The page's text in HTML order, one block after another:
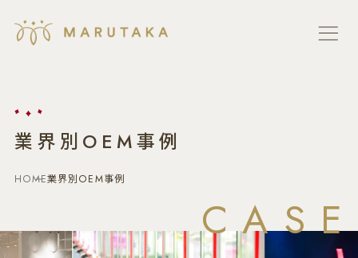
業界別OEM事例
HOME業界別OEM事例
CASE